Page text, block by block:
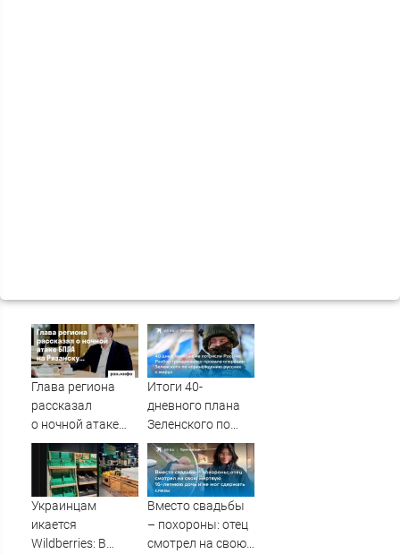
Глава региона
рассказал
о ночной атаке
БПЛА
на Рязанскую
область —
Новости за
Итоги 40-
дневного плана
Зеленского по
принуждению к
миру: как
ответила Россия,
полный разбор
Украинцам
икается
Wildberries: В
Вместо свадьбы
– похороны: отец
смотрел на свою